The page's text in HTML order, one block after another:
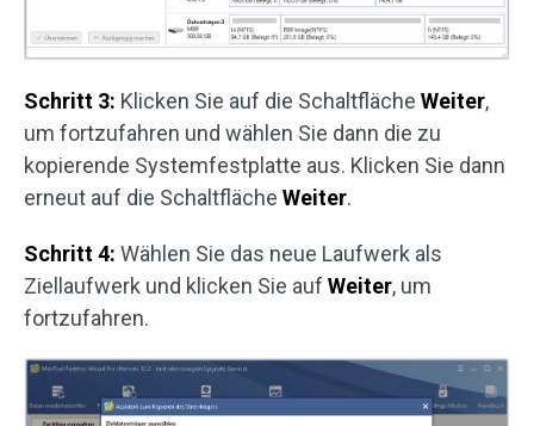
Schritt 3: Klicken Sie auf die Schaltfläche Weiter,
um fortzufahren und wählen Sie dann die zu
kopierende Systemfestplatte aus. Klicken Sie dann
erneut auf die Schaltfläche Weiter.
Schritt 4: Wählen Sie das neue Laufwerk als
Ziellaufwerk und klicken Sie auf Weiter, um
fortzufahren.